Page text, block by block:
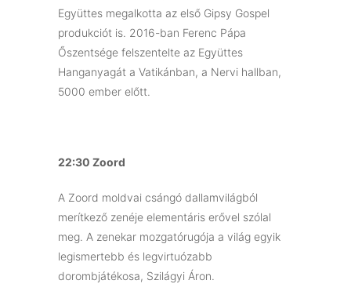
Együttes megalkotta az első Gipsy Gospel
produkciót is. 2016-ban Ferenc Pápa
Őszentsége felszentelte az Együttes
Hanganyagát a Vatikánban, a Nervi hallban,
5000 ember előtt.
22:30 Zoord
A Zoord moldvai csángó dallamvilágból
merítkező zenéje elementáris erővel szólal
meg. A zenekar mozgatórugója a világ egyik
legismertebb és legvirtuózabb
dorombjátékosa, Szilágyi Áron.